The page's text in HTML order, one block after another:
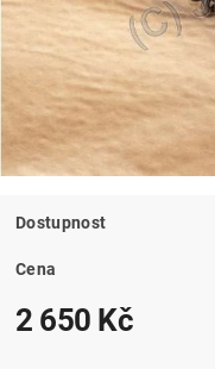
Dostupnost
Cena
2 650 Kč